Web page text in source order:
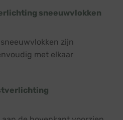
sneeuwvlokken
zijn
met elkaar